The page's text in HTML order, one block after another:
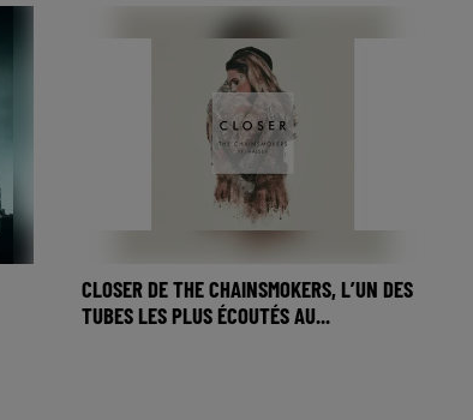
CLOSER DE THE CHAINSMOKERS, L’UN DES
TUBES LES PLUS ÉCOUTÉS AU...